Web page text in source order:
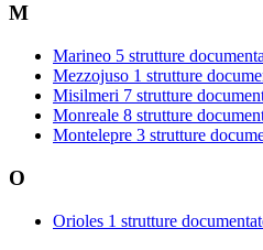
M
Marineo 5 strutture
Mezzojuso 1 strutture
Misilmeri 7 strutture
Monreale 8 strutture
Montelepre 3 strutture
O
Orioles 1 strutture